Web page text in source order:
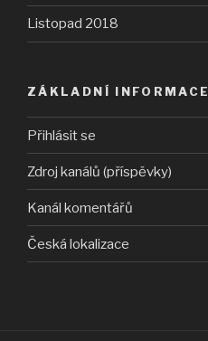
Listopad 2018
ZÁKLADNÍ INFORMACE
Přihlásit se
Zdroj kanálů (příspěvky)
Kanál komentářů
Česká lokalizace